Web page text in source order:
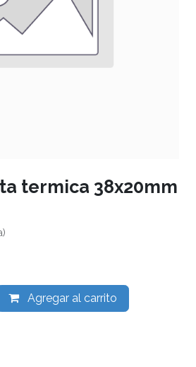
termica 38x20mm
Agregar al carrito